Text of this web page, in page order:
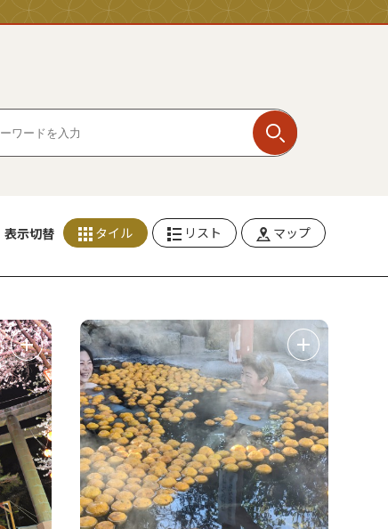
表示切替 タイル リスト マップ